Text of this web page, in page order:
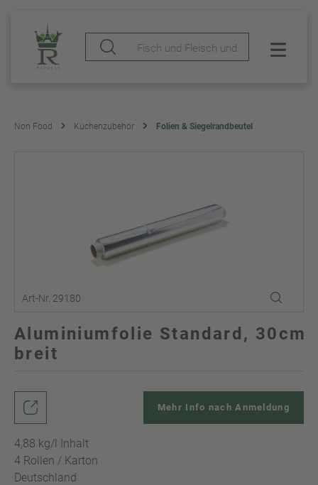
Non Food Küchenzubehör Folien & Siegelrandbeutel
Art-Nr. 29180
Aluminiumfolie Standard, 30cm
breit
4,88 kg/l Inhalt
4 Rollen / Karton
Deutschland
Mehr Info nach Anmeldung